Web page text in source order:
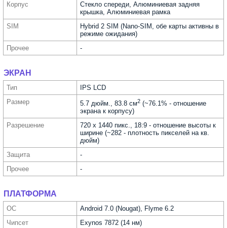
Корпус
Стекло спереди, Алюминиевая задняя
крышка, Алюминиевая рамка
SIM
Hybrid 2 SIM (Nano-SIM, обе карты активны в
режиме ожидания)
Прочее
-
ЭКРАН
Тип
IPS LCD
Размер
5.7 дюйм., 83.8 см2 (~76.1% - отношение
экрана к корпусу)
Разре­шение
720 x 1440 пикс., 18:9 - отношение высоты к
ширине (~282 - плотность пикселей на кв.
дюйм)
Защита
-
Прочее
-
ПЛАТФОРМА
ОС
Android 7.0 (Nougat), Flyme 6.2
Чипсет
Exynos 7872 (14 нм)